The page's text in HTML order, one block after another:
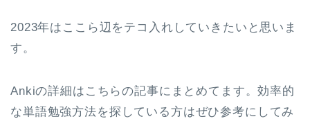
2023年はここら辺をテコ入れしていきたいと思いま
す。
Ankiの詳細はこちらの記事にまとめてます。効率的
な単語勉強方法を探している方はぜひ参考にしてみ